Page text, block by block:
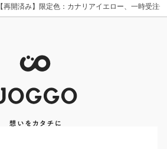
【再開済み】限定色：カナリアイエロー、一時受注